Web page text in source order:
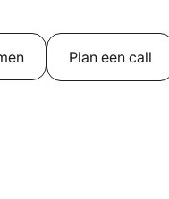
Plan een call